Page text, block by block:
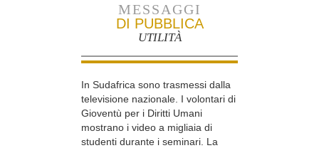
MESSAGGI
DI PUBBLICA
UTILITÀ
In Sudafrica sono trasmessi dalla
televisione nazionale. I volontari di
Gioventù per i Diritti Umani
mostrano i video a migliaia di
studenti durante i seminari. La